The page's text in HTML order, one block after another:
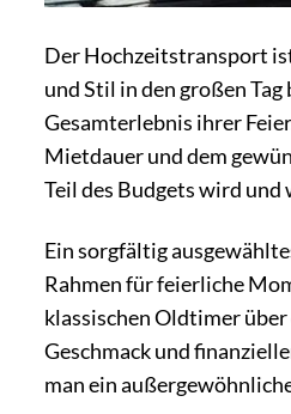
Der Hochzeitstransport
und Stil in den großen
Gesamterlebnis ihrer
Mietdauer und dem
Teil des Budgets wird und
Ein sorgfältig
Rahmen für feierliche
klassischen Oldtimer
Geschmack und
man ein